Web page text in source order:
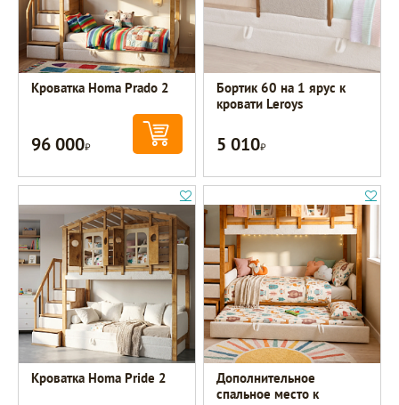
Кроватка Homa Prado 2
96 000Р
Бортик 60 на 1 ярус к
кровати Leroys
5 010Р
Кроватка Homa Pride 2
Дополнительное
спальное место к